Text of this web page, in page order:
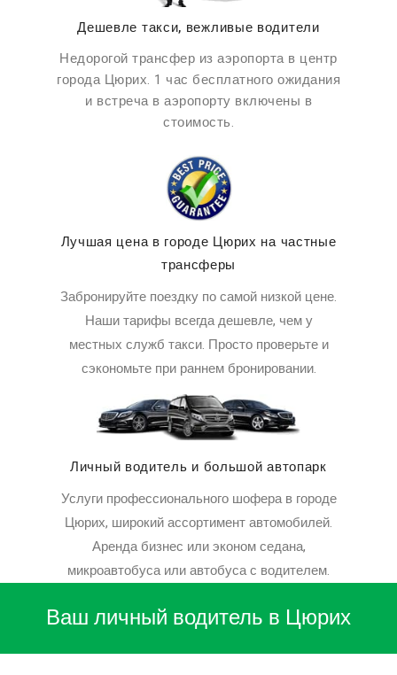
Дешевле такси, вежливые водители
Недорогой трансфер из аэропорта в центр
города Цюрих. 1 час бесплатного ожидания
и встреча в аэропорту включены в
стоимость.
Лучшая цена в городе Цюрих на частные
трансферы
Забронируйте поездку по самой низкой цене.
Наши тарифы всегда дешевле, чем у
местных служб такси. Просто проверьте и
сэкономьте при раннем бронировании.
Личный водитель и большой автопарк
Услуги профессионального шофера в городе
Цюрих, широкий ассортимент автомобилей.
Аренда бизнес или эконом седана,
микроавтобуса или автобуса с водителем.
Ваш личный водитель в Цюрих